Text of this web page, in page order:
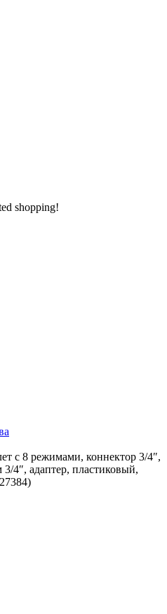
shopping!
с 8 режимами, коннектор 3/4″,
3/4″, адаптер, пластиковый,